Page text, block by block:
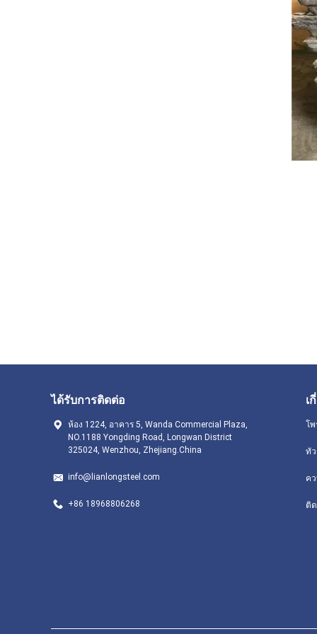
ได้รับการติดต่อ
ห้อง 1224, อาคาร 5, Wanda Commercial Plaza,
NO.1188 Yongding Road, Longwan District
325024, Wenzhou, Zhejiang.China
info@lianlongsteel.com
+86 18968806268
เ
โ
ทัว
ค
ติ